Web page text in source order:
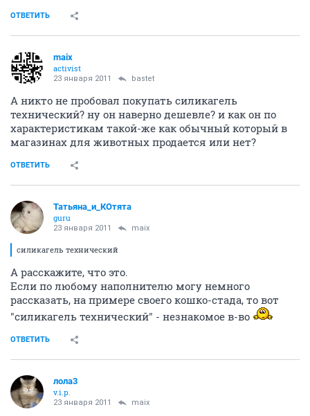
ОТВЕТИТЬ
maix
activist
23 января 2011 bastet
А никто не пробовал покупать силикагель
технический? ну он наверно дешевле? и как он по
характеристикам такой-же как обычный который в
магазинах для животных продается или нет?
ОТВЕТИТЬ
Татьяна_и_КОтята
guru
23 января 2011 maix
силикагель технический
А расскажите, что это.
Если по любому наполнителю могу немного
рассказать, на примере своего кошко-стада, то вот
"силикагель технический" - незнакомое в-во
ОТВЕТИТЬ
лола3
v.i.p.
23 января 2011 maix